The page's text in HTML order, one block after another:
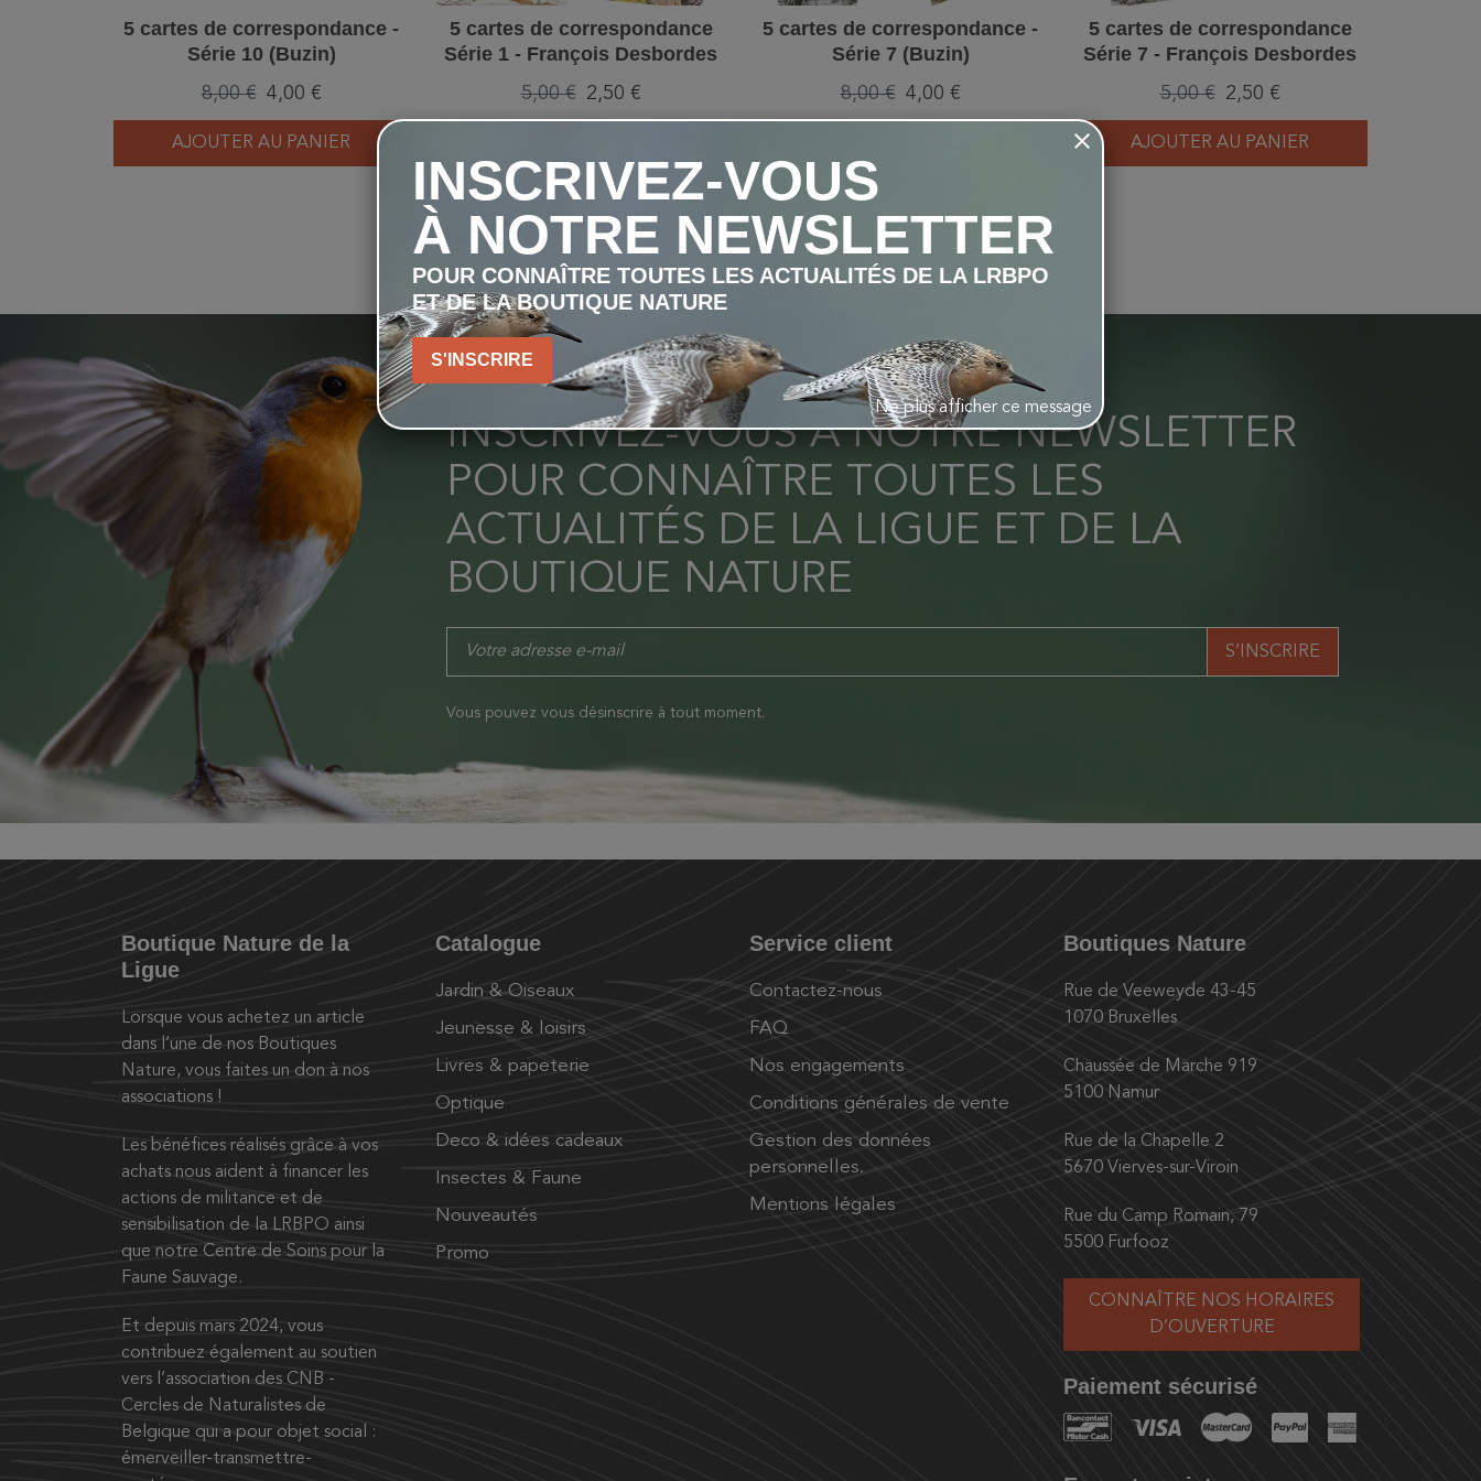
5 cartes de correspondance -
Série 10 (Buzin)
8,00 € 4,00 €
AJOUTER AU PANIER
5 cartes de correspondance
Série 1 - François Desbordes
5,00 € 2,50 €
5 cartes de correspondance -
Série 7 (Buzin)
8,00 € 4,00 €
5 cartes de correspondance
Série 7 - François Desbordes
5,00 € 2,50 €
AJOUTER AU PANIER
INSCRIVEZ-VOUS À NOTRE NEWSLETTER
POUR CONNAÎTRE TOUTES LES
ACTUALITÉS DE LA LIGUE ET DE LA
BOUTIQUE NATURE
Vous pouvez vous désinscrire à tout moment.
Boutique Nature de la
Ligue
Lorsque vous achetez un article
dans l’une de nos Boutiques
Nature, vous faites un don à nos
associations !
Les bénéfices réalisés grâce à vos
achats nous aident à financer les
actions de militance et de
sensibilisation de la LRBPO ainsi
que notre Centre de Soins pour la
Faune Sauvage.
Et depuis mars 2024, vous
contribuez également au soutien
vers l’association des CNB -
Cercles de Naturalistes de
Belgique qui a pour objet social :
émerveiller-transmettre-
Catalogue
Jardin & Oiseaux
Jeunesse & loisirs
Livres & papeterie
Optique
Deco & idées cadeaux
Insectes & Faune
Nouveautés
Promo
Service client
Contactez-nous
FAQ
Nos engagements
Conditions générales de vente
Gestion des données
personnelles.
Mentions légales
Boutiques Nature
Rue de Veeweyde 43-45
1070 Bruxelles
Chaussée de Marche 919
5100 Namur
Rue de la Chapelle 2
5670 Vierves-sur-Viroin
Rue du Camp Romain, 79
5500 Furfooz
CONNAÎTRE NOS HORAIRES
D’OUVERTURE
Paiement sécurisé
INSCRIVEZ-VOUS
À NOTRE NEWSLETTER
POUR CONNAÎTRE TOUTES LES ACTUALITÉS DE LA LRBPO
ET DE LA BOUTIQUE NATURE
S'INSCRIRE
Ne plus afficher ce message